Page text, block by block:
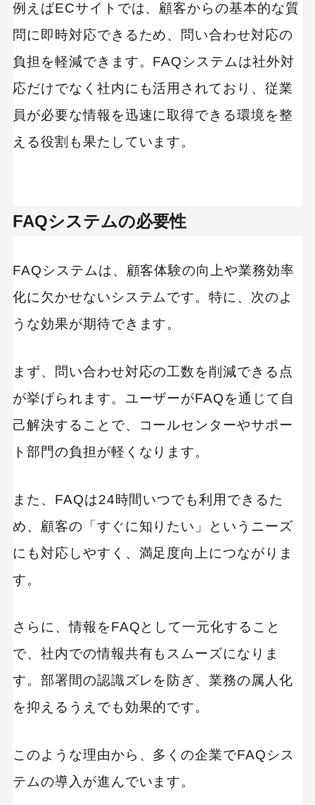
FAQシステムの導入手順を7ステップで解説
ステップ1：ニーズの明確化
ステップ2：適切なFAQシステムの選定
ステップ3：質問と回答のリストアップ
ズ
ステップ7：継続的な更新と効果測定
FAQシステムを選定する際のポイント
必要な機能を網羅しているか確認する
導入形態（クラウド型・オンプレ型）の選択
カスタマイズ性と将来の拡張性を確認する
実績や導入事例の信頼性を確認する
おすすめのFAQシステム10選
Tayori
Helpfeel
PKSHA FAQ
さっとFAQ
sAI Search
Confluence
Freshdesk
例えばECサイトでは、顧客からの基本的な質
問に即時対応できるため、問い合わせ対応の
負担を軽減できます。FAQシステムは社外対
応だけでなく社内にも活用されており、従業
員が必要な情報を迅速に取得できる環境を整
える役割も果たしています。
FAQシステムの必要性
FAQシステムは、顧客体験の向上や業務効率
化に欠かせないシステムです。特に、次のよ
うな効果が期待できます。
まず、問い合わせ対応の工数を削減できる点
が挙げられます。ユーザーがFAQを通じて自
己解決することで、コールセンターやサポー
ト部門の負担が軽くなります。
また、FAQは24時間いつでも利用できるた
め、顧客の「すぐに知りたい」というニーズ
にも対応しやすく、満足度向上につながりま
す。
さらに、情報をFAQとして一元化すること
で、社内での情報共有もスムーズになりま
す。部署間の認識ズレを防ぎ、業務の属人化
を抑えるうえでも効果的です。
このような理由から、多くの企業でFAQシス
テムの導入が進んでいます。